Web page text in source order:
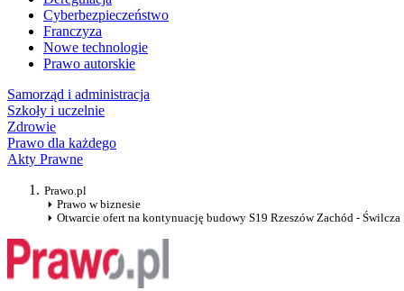
Cyberbezpieczeństwo
Franczyza
Nowe technologie
Prawo autorskie
Samorząd i administracja
Szkoły i uczelnie
Zdrowie
Prawo dla każdego
Akty Prawne
Prawo.pl
Prawo w biznesie
Otwarcie ofert na kontynuację budowy S19 Rzeszów Zachód - Świlcza